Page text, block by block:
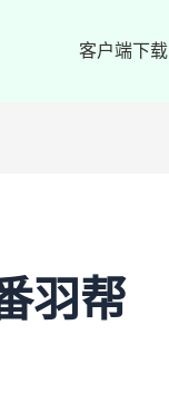
客户端下载
羽帮